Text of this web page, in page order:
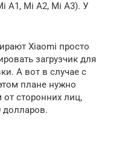
A1, Mi A2, Mi A3). У
Xiaomi просто
загрузчик для
А вот в случае с
плане нужно
сторонних лиц,
долларов.